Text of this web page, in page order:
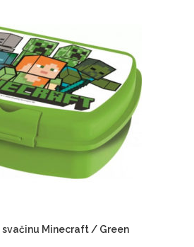
svačinu Minecraft / Green